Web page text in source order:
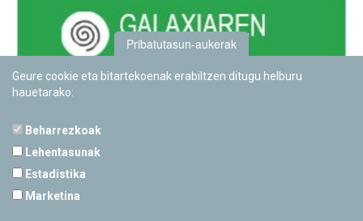
Pribatutasun-aukerak
Geure cookie eta bitartekoenak erabiltzen ditugu helburu
hauetarako:
Beharrezkoak
Lehentasunak
Estadistika
Marketina